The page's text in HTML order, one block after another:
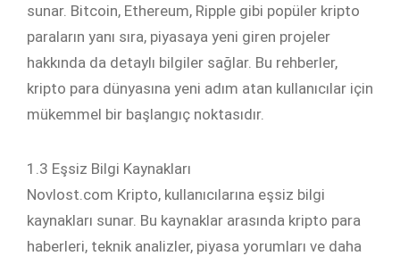
sunar. Bitcoin, Ethereum, Ripple gibi popüler kripto
paraların yanı sıra, piyasaya yeni giren projeler
hakkında da detaylı bilgiler sağlar. Bu rehberler,
kripto para dünyasına yeni adım atan kullanıcılar için
mükemmel bir başlangıç noktasıdır.
1.3 Eşsiz Bilgi Kaynakları
Novlost.com Kripto, kullanıcılarına eşsiz bilgi
kaynakları sunar. Bu kaynaklar arasında kripto para
haberleri, teknik analizler, piyasa yorumları ve daha